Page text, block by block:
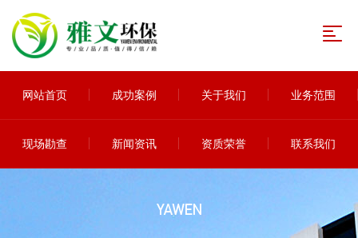
网站首页 成功案例 关于我们 业务范围
现场勘查 新闻资讯 资质荣誉 联系我们
YAWEN